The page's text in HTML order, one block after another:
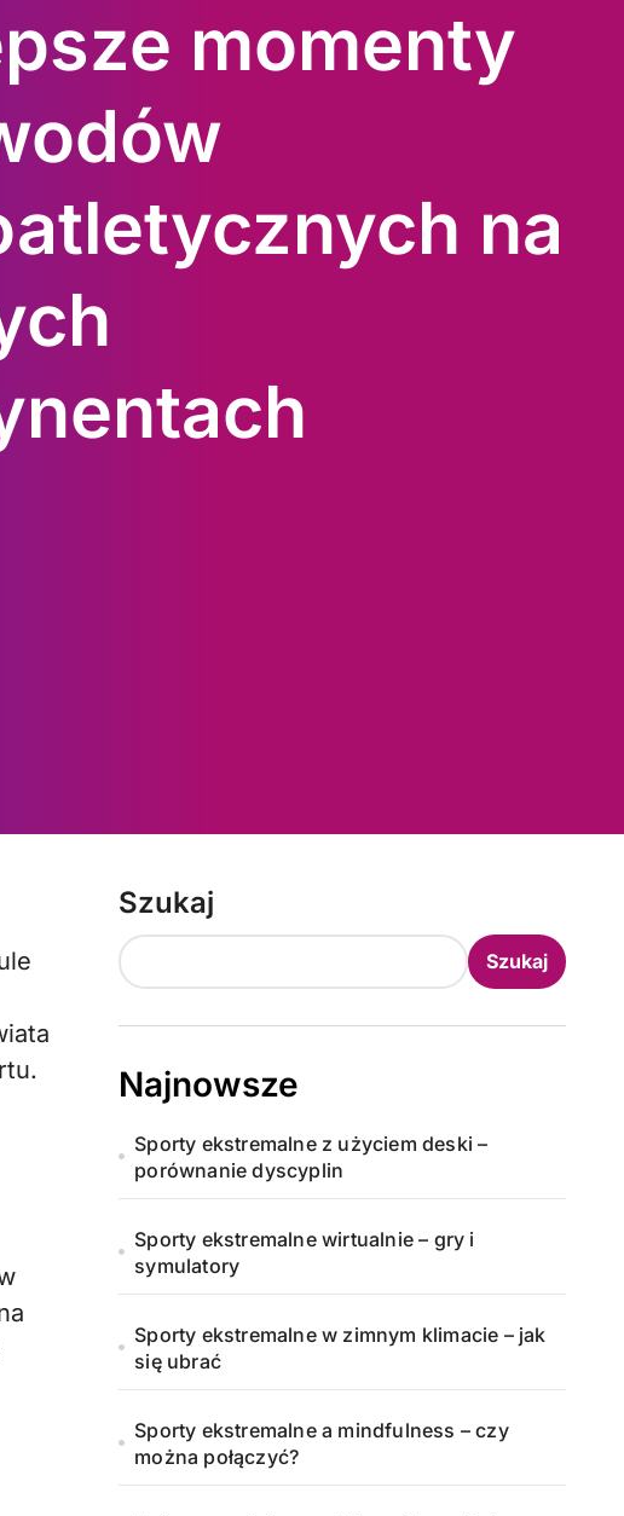
momenty
na
Szukaj
Szukaj
Najnowsze
Sporty ekstremalne z użyciem deski –
porównanie dyscyplin
Sporty ekstremalne wirtualnie – gry i
symulatory
Sporty ekstremalne w zimnym klimacie – jak
się ubrać
Sporty ekstremalne a mindfulness – czy
można połączyć?